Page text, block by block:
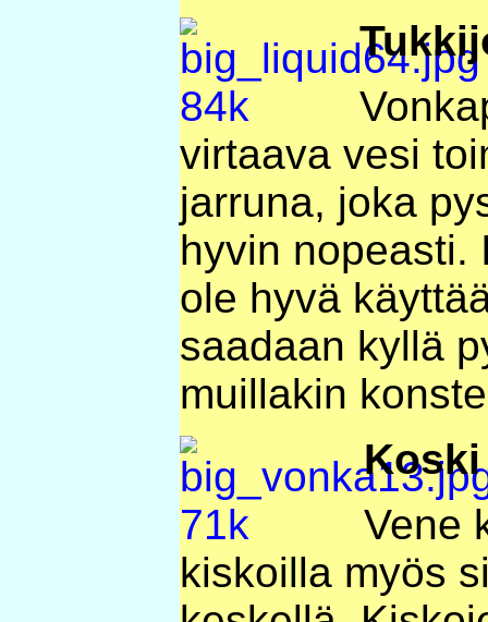
virtaava vesi
jarruna, joka
hyvin nopeasti.
ole hyvä
saadaan kyllä
muillakin
Vene
kiskoilla myös